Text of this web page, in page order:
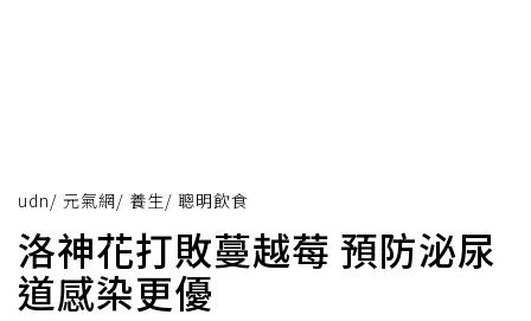
udn/ 元氣網/ 養生/ 聰明飲食
洛神花打敗蔓越莓 預防泌尿
道感染更優